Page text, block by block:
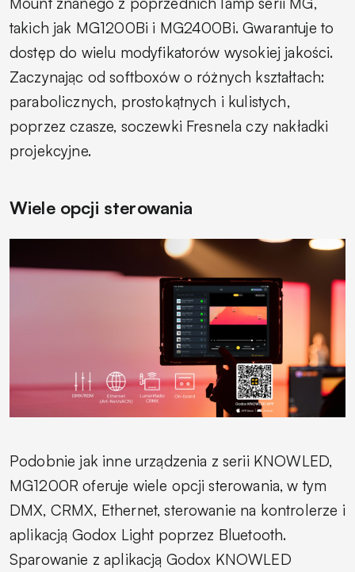
takich jak MG1200Bi i MG2400Bi. Gwarantuje to
dostęp do wielu modyfikatorów wysokiej jakości.
Zaczynając od softboxów o różnych kształtach:
parabolicznych, prostokątnych i kulistych,
poprzez czasze, soczewki Fresnela czy nakładki
projekcyjne.
Wiele opcji sterowania
Podobnie jak inne urządzenia z serii KNOWLED,
MG1200R oferuje wiele opcji sterowania, w tym
DMX, CRMX, Ethernet, sterowanie na kontrolerze i
aplikacją Godox Light poprzez Bluetooth.
Sparowanie z aplikacją Godox KNOWLED